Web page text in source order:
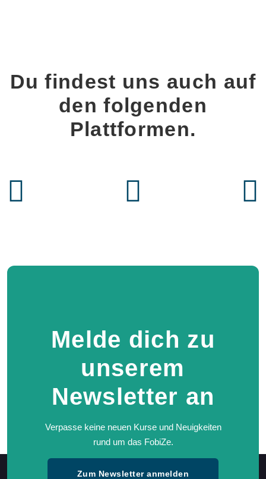
Du findest uns auch auf
den folgenden
Plattformen.
Melde dich zu
unserem
Newsletter an
Verpasse keine neuen Kurse und Neuigkeiten
rund um das FobiZe.
Zum Newsletter anmelden